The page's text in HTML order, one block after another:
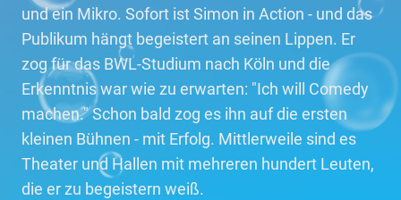
und ein Mikro. Sofort ist Simon in Action - und das
Publikum hängt begeistert an seinen Lippen. Er
zog für das BWL-Studium nach Köln und die
Erkenntnis war wie zu erwarten: "Ich will Comedy
machen." Schon bald zog es ihn auf die ersten
kleinen Bühnen - mit Erfolg. Mittlerweile sind es
Theater und Hallen mit mehreren hundert Leuten,
die er zu begeistern weiß.